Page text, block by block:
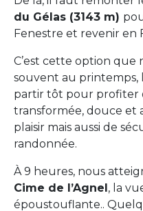
du Gélas (3143 m)
Fenestre et revenir en
C’est cette option que
souvent au printemps,
partir tôt pour profiter
transformée, douce et
plaisir mais aussi de
randonnée.
À 9 heures, nous
Cime de l’Agnel, la
époustouflante..